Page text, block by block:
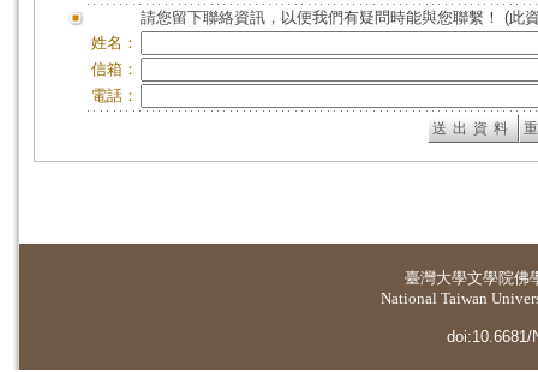
請您留下聯絡資訊，以便我們有疑問時能與您聯繫！ (此
姓名：
信箱：
電話：
臺灣大學文學院佛
National Taiwan
doi:10.6681/